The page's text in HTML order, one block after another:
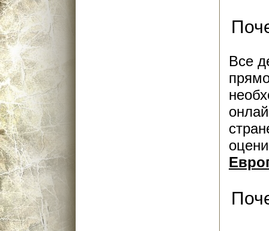
Все